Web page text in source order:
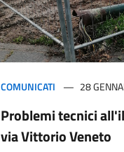
COMUNICATI 28
Problemi tecnici
via Vittorio Veneto